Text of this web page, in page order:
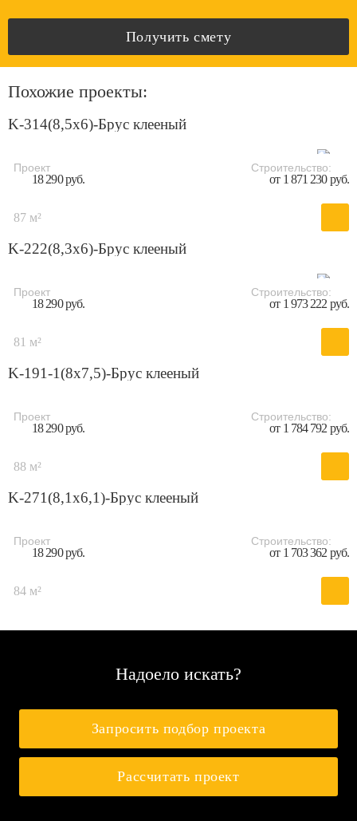
Получить смету
Похожие проекты:
K-314(8,5x6)-Брус клееный
Проект
18 290 руб.
Строительство:
от 1 871 230 руб.
87 м²
K-222(8,3x6)-Брус клееный
Проект
18 290 руб.
Строительство:
от 1 973 222 руб.
81 м²
K-191-1(8x7,5)-Брус клееный
Проект
18 290 руб.
Строительство:
от 1 784 792 руб.
88 м²
K-271(8,1x6,1)-Брус клееный
Проект
18 290 руб.
Строительство:
от 1 703 362 руб.
84 м²
Надоело искать?
Запросить подбор проекта
Рассчитать проект